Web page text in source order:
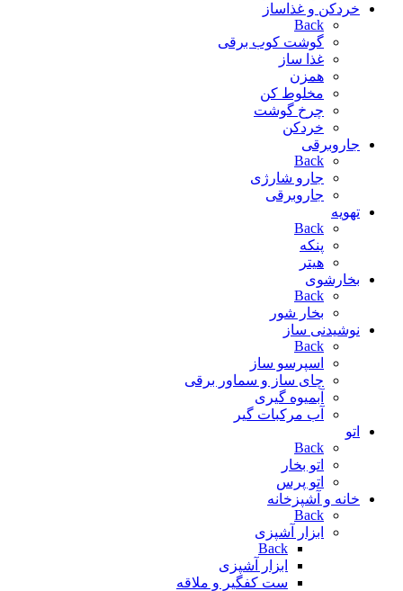
خردکن و غذاساز
Back
گوشت کوب برقی
غذا ساز
همزن
مخلوط کن
چرخ گوشت
خردکن
جاروبرقی
Back
جارو شارژی
جاروبرقی
تهویه
Back
پنکه
هیتر
بخارشوی
Back
بخار شور
نوشیدنی ساز
Back
اسپرسو ساز
چای ساز و سماور برقی
آبمیوه گیری
آب مرکبات گیر
اتو
Back
اتو بخار
اتو پرس
خانه و آشپزخانه
Back
ابزار آشپزی
Back
ابزار آشپزی
ست کفگیر و ملاقه